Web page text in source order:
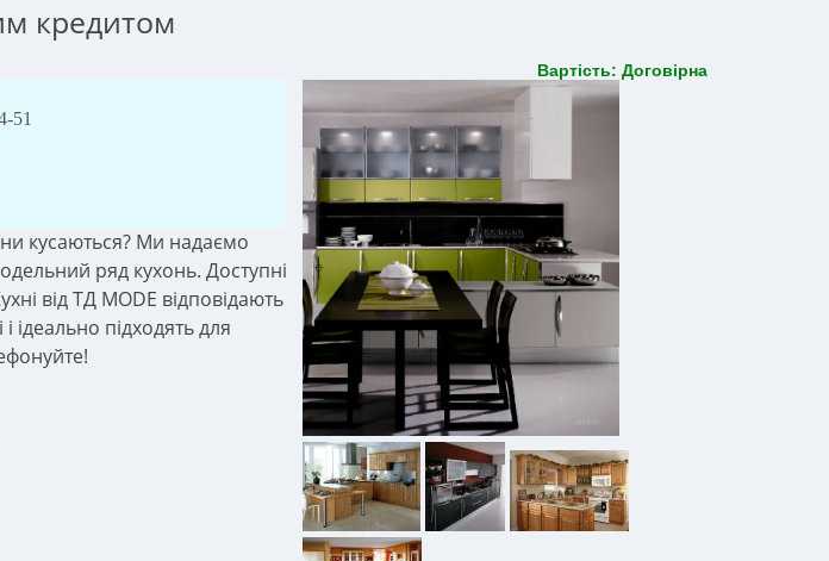
кредитом
Вартість: Договірна
51
кусаються? Ми надаємо
ряд кухонь. Доступні
від ТД MODE відповідають
ідеально підходять для